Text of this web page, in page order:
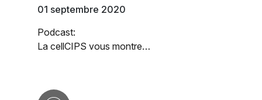
01 septembre 2020
Podcast:
La cellCIPS vous montre…